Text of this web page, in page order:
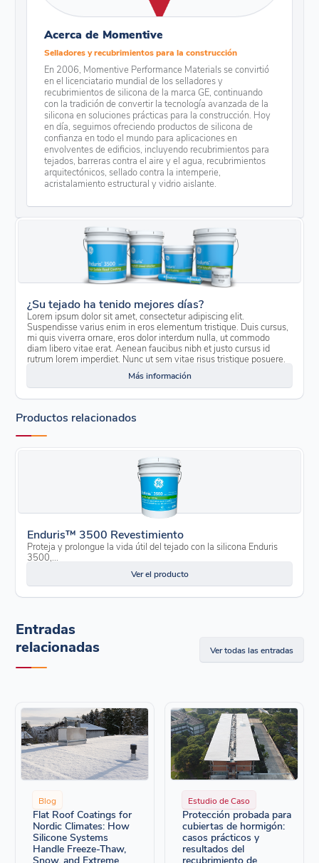
Acerca de Momentive
Selladores y recubrimientos para la construcción
En 2006, Momentive Performance Materials se convirtió
en el licenciatario mundial de los selladores y
recubrimientos de silicona de la marca GE, continuando
con la tradición de convertir la tecnología avanzada de la
silicona en soluciones prácticas para la construcción. Hoy
en día, seguimos ofreciendo productos de silicona de
confianza en todo el mundo para aplicaciones en
envolventes de edificios, incluyendo recubrimientos para
tejados, barreras contra el aire y el agua, recubrimientos
arquitectónicos, sellado contra la intemperie,
acristalamiento estructural y vidrio aislante.
¿Su tejado ha tenido mejores días?
Lorem ipsum dolor sit amet, consectetur adipiscing elit.
Suspendisse varius enim in eros elementum tristique. Duis cursus,
mi quis viverra ornare, eros dolor interdum nulla, ut commodo
diam libero vitae erat. Aenean faucibus nibh et justo cursus id
rutrum lorem imperdiet. Nunc ut sem vitae risus tristique posuere.
Más información
Productos relacionados
Enduris™ 3500 Revestimiento
Proteja y prolongue la vida útil del tejado con la silicona Enduris
3500,...
Ver el producto
Entradas
relacionadas
Ver todas las entradas
Blog
Flat Roof Coatings for
Nordic Climates: How
Silicone Systems
Handle Freeze-Thaw,
Snow, and Extreme
Estudio de Caso
Protección probada para
cubiertas de hormigón:
casos prácticos y
resultados del
recubrimiento de